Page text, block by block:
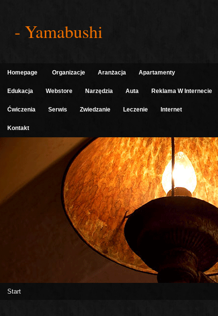
- Yamabushi
Homepage Organizacje Aranżacja Apartamenty
Edukacja Webstore Narzędzia Auta Reklama W Internecie
Ćwiczenia Serwis Zwiedzanie Leczenie Internet
Kontakt
Start